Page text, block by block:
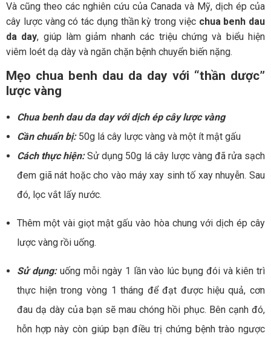
Và cũng theo các nghiên cứu của Canada và Mỹ, dịch ép của
cây lược vàng có tác dụng thần kỳ trong việc chua benh dau
da day, giúp làm giảm nhanh các triệu chứng và biểu hiện
viêm loét dạ dày và ngăn chặn bệnh chuyển biến nặng.
Mẹo chua benh dau da day với “thần dược”
lược vàng
Chua benh dau da day với dịch ép cây lược vàng
Cần chuẩn bị: 50g lá cây lược vàng và một ít mật gấu
Cách thực hiện:Sử dụng 50g lá cây lược vàng đã rửa sạch
đem giã nát hoặc cho vào máy xay sinh tố xay nhuyễn. Sau
đó, lọc vắt lấy nước.
Thêm một vài giọt mật gấu vào hòa chung với dịch ép cây
lược vàng rồi uống.
Sử dụng: uống mỗi ngày 1 lần vào lúc bụng đói và kiên trì
thực hiện trong vòng 1 tháng để đạt được hiệu quả, cơn
đau dạ dày của bạn sẽ mau chóng hồi phục. Bên cạnh đó,
hỗn hợp này còn giúp bạn điều trị chứng bệnh trào ngược